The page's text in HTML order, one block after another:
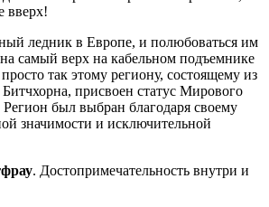
вверх!
ледник в Европе, и полюбоваться им
самый верх на кабельном подъемнике
так этому региону, состоящему из
присвоен статус Мирового
был выбран благодаря своему
значимости и исключительной
. Достопримечательность внутри и